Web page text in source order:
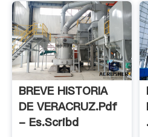
BREVE HISTORIA
DE VERACRUZ.pdf
- Es.scribd